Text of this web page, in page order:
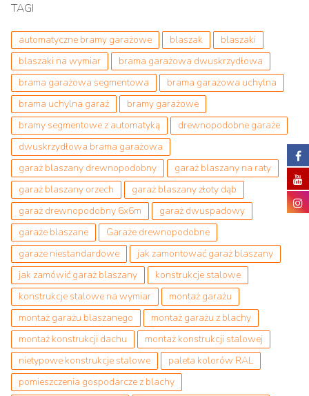
TAGI
automatyczne bramy garażowe blaszak
blaszaki
blaszaki na wymiar
brama garażowa dwuskrzydłowa
brama garażowa segmentowa
brama garażowa uchylna
brama uchylna garaż
bramy garażowe
bramy segmentowe z automatyką
drewnopodobne garaże
dwuskrzydłowa brama garażowa
garaż blaszany drewnopodobny
garaż blaszany na raty
garaż blaszany orzech
garaż blaszany złoty dąb
garaż drewnopodobny 6x6m
garaż dwuspadowy
garaże blaszane
Garaże drewnopodobne
garaże niestandardowe
jak zamontować garaż blaszany
jak zamówić garaż blaszany
konstrukcje stalowe
konstrukcje stalowe na wymiar
montaż garażu
montaż garażu blaszanego
montaż garażu z blachy
montaż konstrukcji dachu
montaż konstrukcji stalowej
nietypowe konstrukcje stalowe
paleta kolorów RAL
pomieszczenia gospodarcze z blachy